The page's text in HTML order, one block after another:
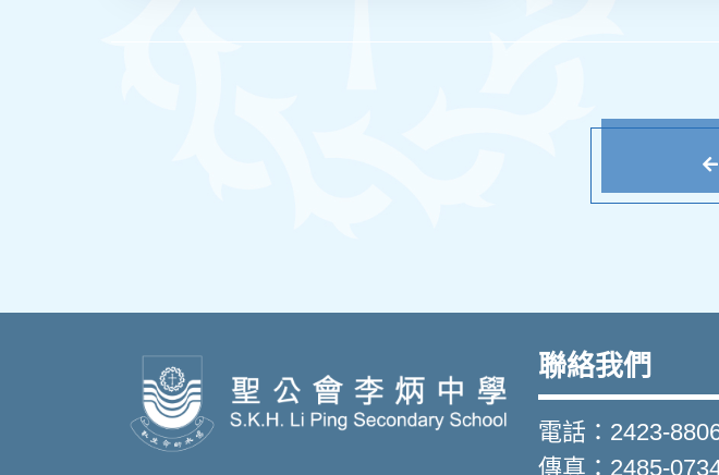
聯絡我們
電話：2423-
傳真：2485-